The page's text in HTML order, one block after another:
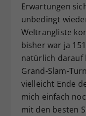
Erwartungen
unbedingt
Weltrangliste
bisher war ja
natürlich darauf
Grand-Slam-
vielleicht Ende
mich einfach
mit den besten